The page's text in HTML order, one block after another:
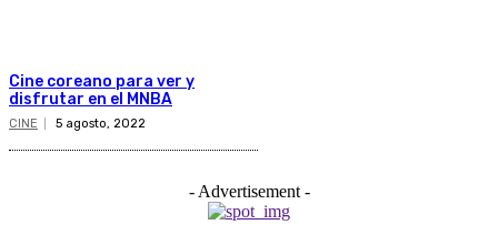
Cine coreano para ver y
disfrutar en el MNBA
CINE 5 agosto, 2022
- Advertisement -